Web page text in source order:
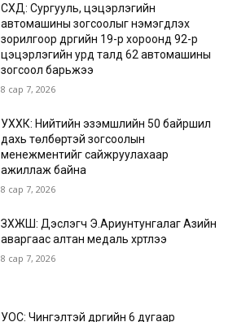
СХД: Сургууль, цэцэрлэгийн
автомашины зогсоолыг нэмэгдүүлэх
зорилгоор дүүргийн 19-р хороонд 92-р
цэцэрлэгийн урд талд 62 автомашины
зогсоол барьжээ
8 сар 7, 2026
УХХК: Нийтийн эзэмшлийн 50 байршил
дахь төлбөртэй зогсоолын
менежментийг сайжруулахаар
ажиллаж байна
8 сар 7, 2026
ЗХЖШ: Дэслэгч Э.Ариунтунгалаг Азийн
аваргаас алтан медаль хүртлээ
8 сар 7, 2026
УОС: Чингэлтэй дүүргийн 6 дугаар